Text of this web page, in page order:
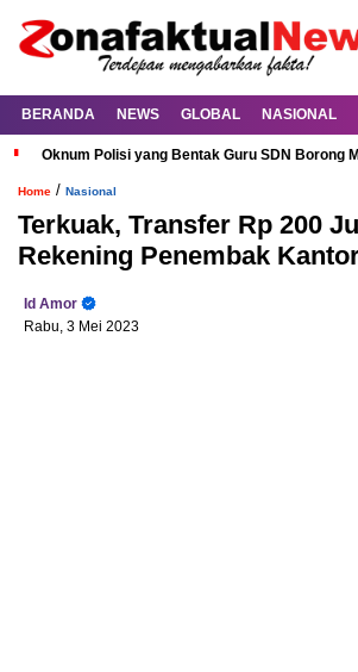
BERANDA NEWS GLOBAL NASIONAL
Oknum Polisi yang Bentak Guru SDN Borong
Home / Nasional
Terkuak, Transfer Rp 200
Rekening Penembak
Id Amor
Rabu, 3 Mei 2023